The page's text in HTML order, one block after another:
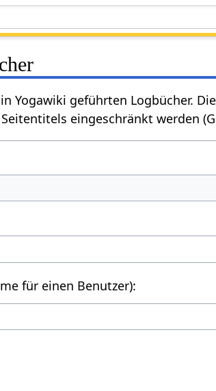
Yogawiki geführten Logbücher.
eingeschränkt werden
für einen Benutzer):